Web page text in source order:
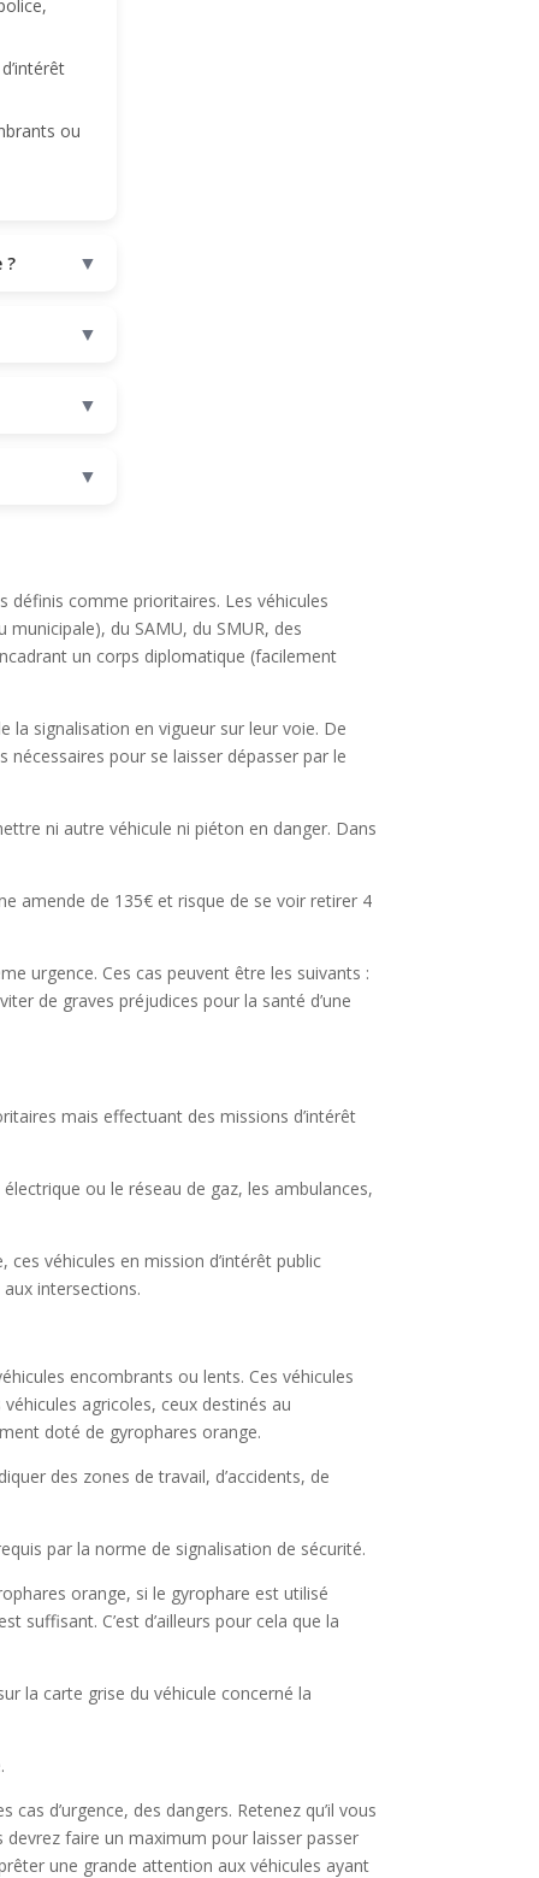
ou
? ▼
▼
▼
▼
définis comme prioritaires. Les véhicules
du SAMU, du SMUR, des
un corps diplomatique (facilement
la signalisation en vigueur sur leur voie. De
pour se laisser dépasser par le
ni autre véhicule ni piéton en danger. Dans
amende de 135€ et risque de se voir retirer 4
urgence. Ces cas peuvent être les suivants :
de graves préjudices pour la santé d’une
mais effectuant des missions d’intérêt
ou le réseau de gaz, les ambulances,
véhicules en mission d’intérêt public
intersections.
encombrants ou lents. Ces véhicules
agricoles, ceux destinés au
doté de gyrophares orange.
des zones de travail, d’accidents, de
par la norme de signalisation de sécurité.
orange, si le gyrophare est utilisé
C’est d’ailleurs pour cela que la
la carte grise du véhicule concerné la
d’urgence, des dangers. Retenez qu’il vous
faire un maximum pour laisser passer
une grande attention aux véhicules ayant